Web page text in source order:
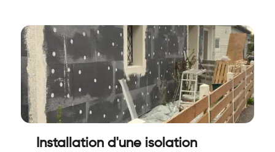
Installation d'une isolation